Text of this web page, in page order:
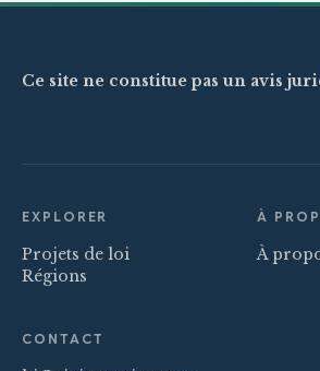
Ce site ne constitue pas un avis
EXPLORER
Projets de loi
Régions
À
À
CONTACT